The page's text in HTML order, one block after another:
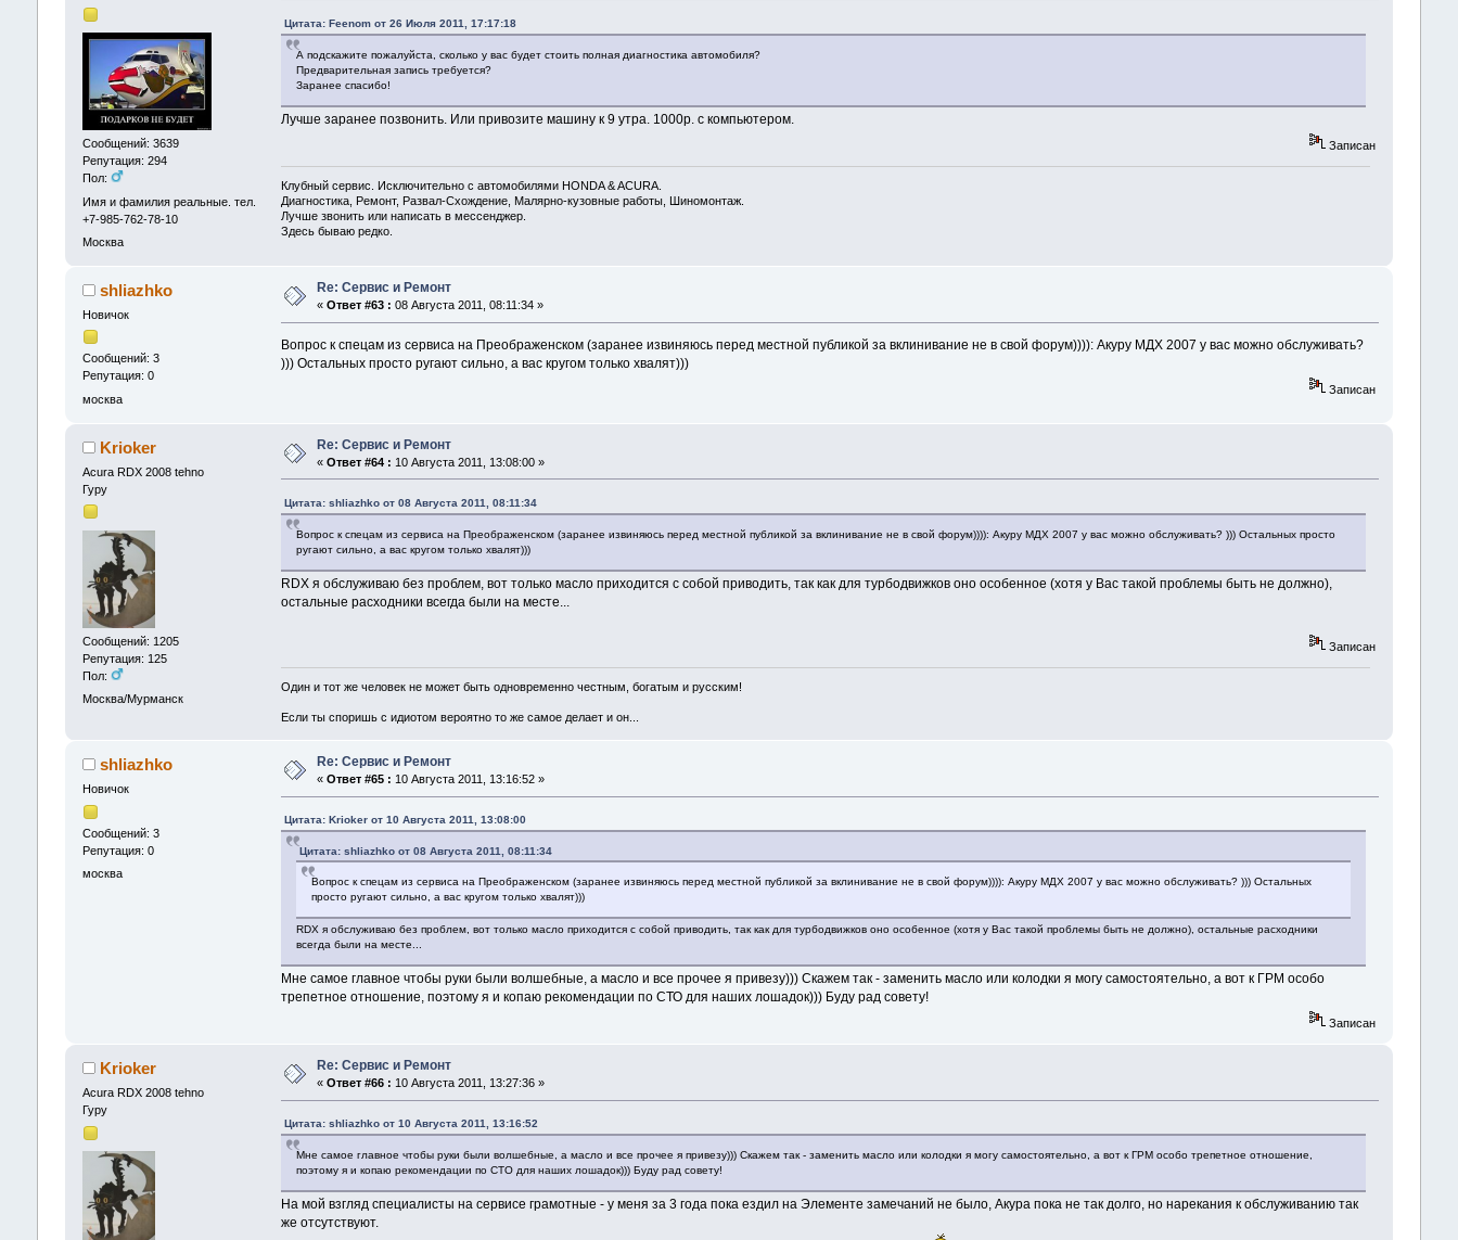
Сообщений: 3639
Репутация: 294
Пол:
Имя и фамилия реальные. тел.
+7-985-762-78-10
Москва
Цитата: Feenom от 26 Июля 2011, 17:17:18
А подскажите пожалуйста, сколько у вас будет стоить полная диагностика автомобиля?
Предварительная запись требуется?
Заранее спасибо!
Лучше заранее позвонить. Или привозите машину к 9 утра. 1000р. с компьютером.
Записан
Клубный сервис. Исключительно с автомобилями HONDA & ACURA.
Диагностика, Ремонт, Развал-Схождение, Малярно-кузовные работы, Шиномонтаж.
Лучше звонить или написать в мессенджер.
Здесь бываю редко.
shliazhko
Новичок
Сообщений: 3
Репутация: 0
москва
Re: Сервис и Ремонт
« Ответ #63 : 08 Августа 2011, 08:11:34 »
Вопрос к спецам из сервиса на Преображенском (заранее извиняюсь перед местной публикой за вклинивание не в свой форум)))): Акуру МДХ 2007 у вас можно обслуживать?
))) Остальных просто ругают сильно, а вас кругом только хвалят)))
Записан
Krioker
Acura RDX 2008 tehno
Гуру
Сообщений: 1205
Репутация: 125
Пол:
Москва/Мурманск
Re: Сервис и Ремонт
« Ответ #64 : 10 Августа 2011, 13:08:00 »
Цитата: shliazhko от 08 Августа 2011, 08:11:34
Вопрос к спецам из сервиса на Преображенском (заранее извиняюсь перед местной публикой за вклинивание не в свой форум)))): Акуру МДХ 2007 у вас можно обслуживать? ))) Остальных просто
ругают сильно, а вас кругом только хвалят)))
RDX я обслуживаю без проблем, вот только масло приходится с собой приводить, так как для турбодвижков оно особенное (хотя у Вас такой проблемы быть не должно),
остальные расходники всегда были на месте...
Записан
Один и тот же человек не может быть одновременно честным, богатым и русским!
Если ты споришь с идиотом вероятно то же самое делает и он...
shliazhko
Новичок
Сообщений: 3
Репутация: 0
москва
Re: Сервис и Ремонт
« Ответ #65 : 10 Августа 2011, 13:16:52 »
Цитата: Krioker от 10 Августа 2011, 13:08:00
Цитата: shliazhko от 08 Августа 2011, 08:11:34
Вопрос к спецам из сервиса на Преображенском (заранее извиняюсь перед местной публикой за вклинивание не в свой форум)))): Акуру МДХ 2007 у вас можно обслуживать? ))) Остальных
просто ругают сильно, а вас кругом только хвалят)))
RDX я обслуживаю без проблем, вот только масло приходится с собой приводить, так как для турбодвижков оно особенное (хотя у Вас такой проблемы быть не должно), остальные расходники
всегда были на месте...
Мне самое главное чтобы руки были волшебные, а масло и все прочее я привезу))) Скажем так - заменить масло или колодки я могу самостоятельно, а вот к ГРМ особо
трепетное отношение, поэтому я и копаю рекомендации по СТО для наших лошадок))) Буду рад совету!
Записан
Krioker
Acura RDX 2008 tehno
Гуру
Re: Сервис и Ремонт
« Ответ #66 : 10 Августа 2011, 13:27:36 »
Цитата: shliazhko от 10 Августа 2011, 13:16:52
Мне самое главное чтобы руки были волшебные, а масло и все прочее я привезу))) Скажем так - заменить масло или колодки я могу самостоятельно, а вот к ГРМ особо трепетное отношение,
поэтому я и копаю рекомендации по СТО для наших лошадок))) Буду рад совету!
На мой взгляд специалисты на сервисе грамотные - у меня за 3 года пока ездил на Элементе замечаний не было, Акура пока не так долго, но нарекания к обслуживанию так
же отсутствуют.